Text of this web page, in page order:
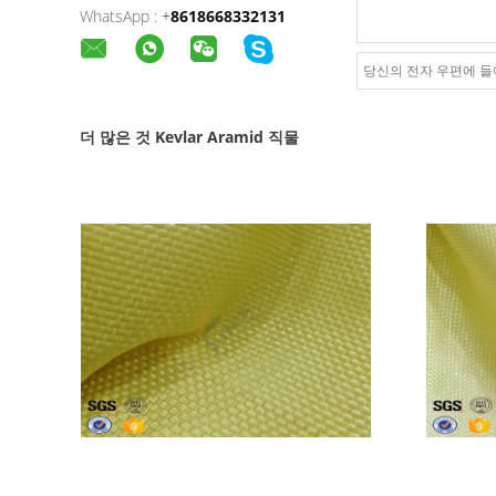
WhatsApp : +8618668332131
더 많은 것 Kevlar Aramid 직물